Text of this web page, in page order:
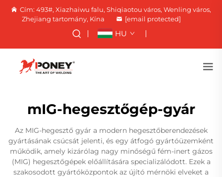
Cím: 493#, Xiazhaiwu falu, Shiqiaotou város, Wenling város,
Zhejiang tartomány, Kína
[email protected]
HU
mIG-hegesztőgép-gyár
Az MIG-hegesztő gyár a modern hegesztőberendezések
gyártásának csúcsát jelenti, és egy átfogó gyártóüzemként
működik, amely kizárólag nagy minőségű fém-inert gázos
(MIG) hegesztőgépek előállítására specializálódott. Ezek a
szakosodott gyártóközpontok az újító mérnöki elveket a